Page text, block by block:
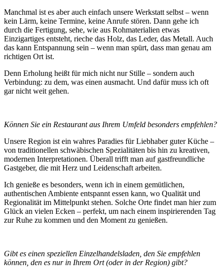
Manchmal ist es aber auch einfach unsere Werkstatt selbst – wenn
kein Lärm, keine Termine, keine Anrufe stören. Dann gehe ich
durch die Fertigung, sehe, wie aus Rohmaterialien etwas
Einzigartiges entsteht, rieche das Holz, das Leder, das Metall. Auch
das kann Entspannung sein – wenn man spürt, dass man genau am
richtigen Ort ist.
Denn Erholung heißt für mich nicht nur Stille – sondern auch
Verbindung: zu dem, was einen ausmacht. Und dafür muss ich oft
gar nicht weit gehen.
Können Sie ein Restaurant aus Ihrem Umfeld besonders empfehlen?
Unsere Region ist ein wahres Paradies für Liebhaber guter Küche –
von traditionellen schwäbischen Spezialitäten bis hin zu kreativen,
modernen Interpretationen. Überall trifft man auf gastfreundliche
Gastgeber, die mit Herz und Leidenschaft arbeiten.
Ich genieße es besonders, wenn ich in einem gemütlichen,
authentischen Ambiente entspannt essen kann, wo Qualität und
Regionalität im Mittelpunkt stehen. Solche Orte findet man hier zum
Glück an vielen Ecken – perfekt, um nach einem inspirierenden Tag
zur Ruhe zu kommen und den Moment zu genießen.
Gibt es einen speziellen Einzelhandelsladen, den Sie empfehlen
können, den es nur in Ihrem Ort (oder in der Region) gibt?